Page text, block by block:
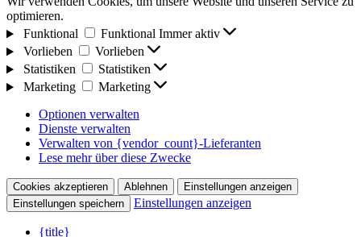
optimieren.
Funktional
Funktional Immer aktiv
Vorlieben
Vorlieben
Statistiken
Statistiken
Marketing
Marketing
Optionen verwalten
Dienste verwalten
Verwalten von {vendor_count}-Lieferanten
Lese mehr über diese Zwecke
Cookies akzeptieren Ablehnen
Einstellungen anzeigen
Einstellungen speichern
Einstellungen anzeigen
{title}